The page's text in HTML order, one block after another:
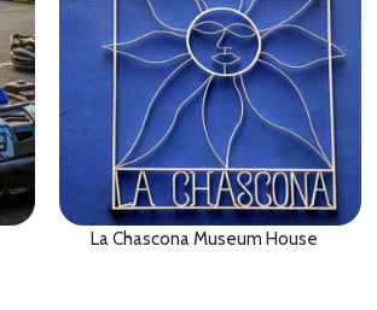
La Chascona Museum House